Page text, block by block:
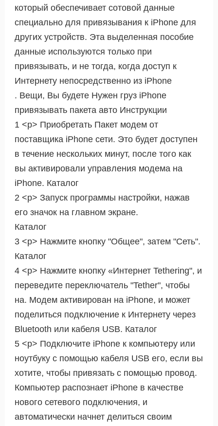
который обеспечивает сотовой данные
специально для привязывания к iPhone для
других устройств. Эта выделенная пособие
данные используются только при
привязывать, и не тогда, когда доступ к
Интернету непосредственно из iPhone
. Вещи, Вы будете Нужен груз iPhone
привязывать пакета авто Инструкции
1 <р> Приобретать Пакет модем от
поставщика iPhone сети. Это будет доступен
в течение нескольких минут, после того как
вы активировали управления модема на
iPhone. Каталог
2 <р> Запуск программы настройки, нажав
его значок на главном экране.
Каталог
3 <р> Нажмите кнопку "Общее", затем "Сеть".
Каталог
4 <р> Нажмите кнопку «Интернет Tethering", и
переведите переключатель "Tether", чтобы
на. Модем активирован на iPhone, и может
поделиться подключение к Интернету через
Bluetooth или кабеля USB. Каталог
5 <р> Подключите iPhone к компьютеру или
ноутбуку с помощью кабеля USB его, если вы
хотите, чтобы привязать с помощью провод.
Компьютер распознает iPhone в качестве
нового сетевого подключения, и
автоматически начнет делиться своим